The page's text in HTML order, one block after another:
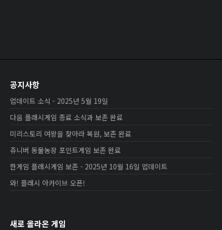
공지사항
업데이트 소식 - 2025년 5월 19일
다음 플래시게임 종료 소식과 보존 완료
미리스토리 여왕을 찾아라 복원, 보존 완료
쥬니버 동물농장 포인트게임 보존 완료
한게임 플래시게임 보존 - 2025년 10월 16일 업데이트
와! 플래시 아카이브 오픈!
새로 올라온 게임